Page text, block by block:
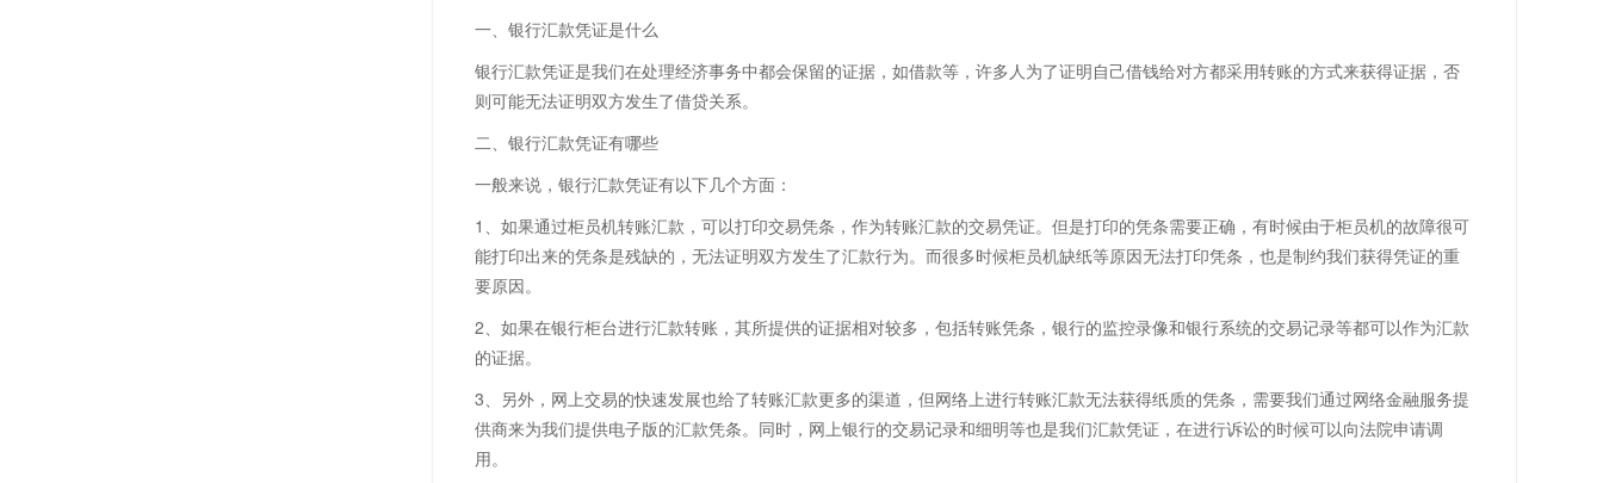
一、银行汇款凭证是什么
银行汇款凭证是我们在处理经济事务中都会保留的证据，如借款等，许多人为了证明自己借钱给对方都采用转账的方式来获得证据，否
则可能无法证明双方发生了借贷关系。
二、银行汇款凭证有哪些
一般来说，银行汇款凭证有以下几个方面：
1、如果通过柜员机转账汇款，可以打印交易凭条，作为转账汇款的交易凭证。但是打印的凭条需要正确，有时候由于柜员机的故障很可
能打印出来的凭条是残缺的，无法证明双方发生了汇款行为。而很多时候柜员机缺纸等原因无法打印凭条，也是制约我们获得凭证的重
要原因。
2、如果在银行柜台进行汇款转账，其所提供的证据相对较多，包括转账凭条，银行的监控录像和银行系统的交易记录等都可以作为汇款
的证据。
3、另外，网上交易的快速发展也给了转账汇款更多的渠道，但网络上进行转账汇款无法获得纸质的凭条，需要我们通过网络金融服务提
供商来为我们提供电子版的汇款凭条。同时，网上银行的交易记录和细明等也是我们汇款凭证，在进行诉讼的时候可以向法院申请调
用。